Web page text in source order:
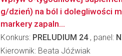
g/dzień) na ból i dolegliwości
markery zapaln...
Konkurs: PRELUDIUM 24, panel:
Kierownik: Beata Jóźwiak